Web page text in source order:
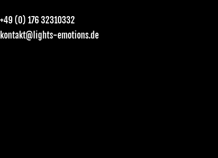
+49 (0) 176 32310332
kontakt@lights-emotions.de